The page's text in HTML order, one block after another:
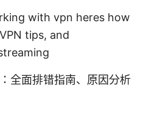
with vpn heres how
tips, and
全面排错指南、原因分析